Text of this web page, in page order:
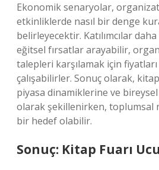
Ekonomik senaryolar,
etkinliklerde nasıl bir denge
belirleyecektir. Katılımcılar
eğitsel fırsatlar arayabilir,
talepleri karşılamak için
çalışabilirler. Sonuç olarak,
piyasa dinamiklerine ve
olarak şekillenirken, toplumsal
bir hedef olabilir.
Sonuç: Kitap Fuarı